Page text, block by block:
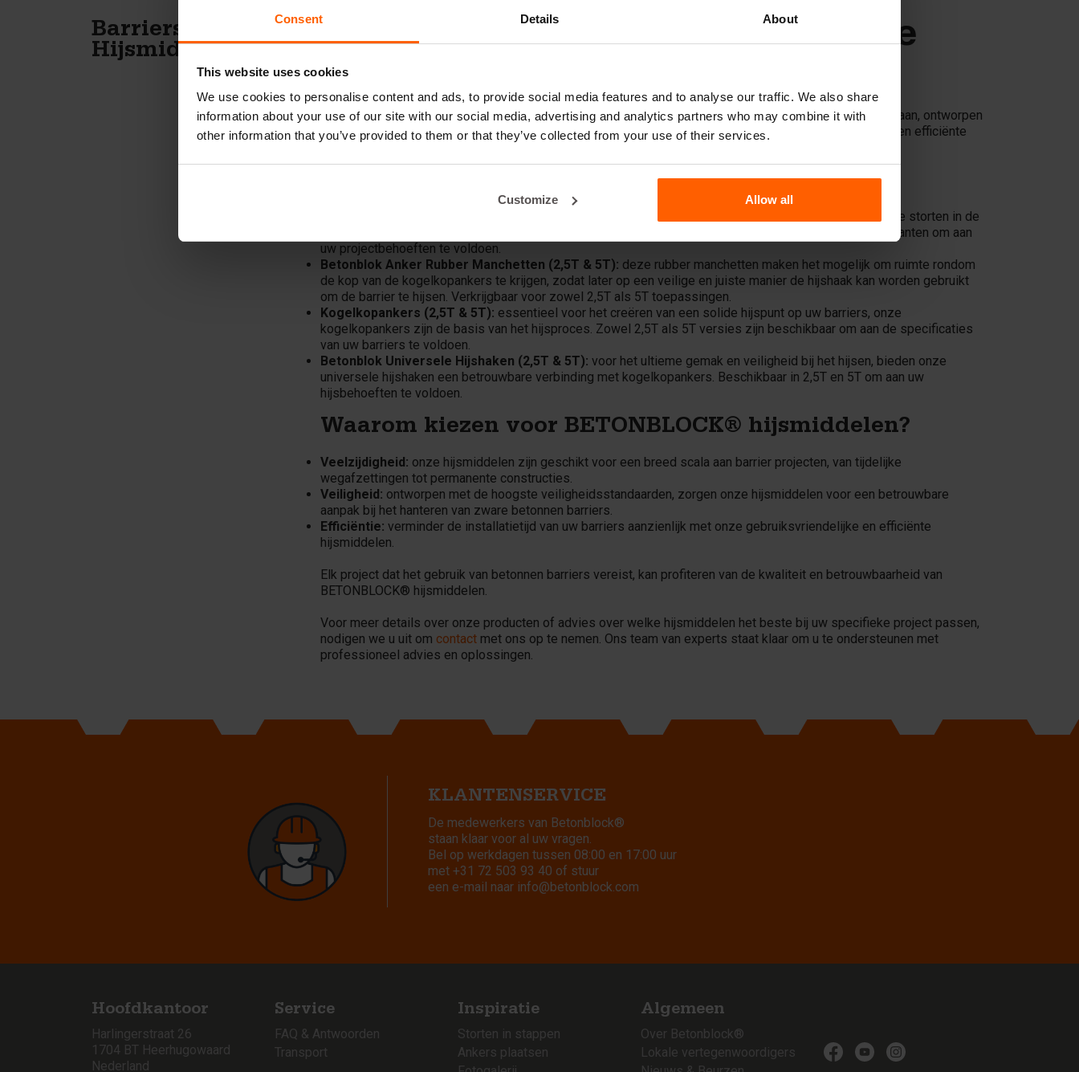
Consent Details About
This website uses cookies
We use cookies to personalise content and ads, to provide social media features and to analyse our traffic. We also share
information about your use of our site with our social media, advertising and analytics partners who may combine it with
other information that you’ve provided to them or that they’ve collected from your use of their services.
Customize Allow all
Barriers
Hijsmiddelen
Essentiële hijsmiddelen voor de
barriers van BETONBLOCK®
Voor de installatie en verplaatsing van betonnen barriers biedt BETONBLOCK® een reeks hijsmiddelen aan, ontworpen
om uw werkzaamheden te vereenvoudigen en te versnellen. Onze hijsmiddelen garanderen een veilige en efficiënte
aanpak bij het hanteren van barriers, ongeacht het gewicht of de grootte.
Onze magneten maken het mogelijk om kogelkopankers in te storten in de
barriers, waardoor hijsen van de barriers aan deze ankers mogelijk wordt. Beschikbaar in 2,5T en 5T varianten om aan
uw projectbehoeften te voldoen.
Betonblok Anker Rubber Manchetten (2,5T & 5T): deze rubber manchetten maken het mogelijk om ruimte rondom
de kop van de kogelkopankers te krijgen, zodat later op een veilige en juiste manier de hijshaak kan worden gebruikt
om de barrier te hijsen. Verkrijgbaar voor zowel 2,5T als 5T toepassingen.
Kogelkopankers (2,5T & 5T): essentieel voor het creëren van een solide hijspunt op uw barriers, onze
kogelkopankers zijn de basis van het hijsproces. Zowel 2,5T als 5T versies zijn beschikbaar om aan de specificaties
van uw barriers te voldoen.
Betonblok Universele Hijshaken (2,5T & 5T): voor het ultieme gemak en veiligheid bij het hijsen, bieden onze
universele hijshaken een betrouwbare verbinding met kogelkopankers. Beschikbaar in 2,5T en 5T om aan uw
hijsbehoeften te voldoen.
Waarom kiezen voor BETONBLOCK® hijsmiddelen?
Veelzijdigheid: onze hijsmiddelen zijn geschikt voor een breed scala aan barrier projecten, van tijdelijke
wegafzettingen tot permanente constructies.
Veiligheid: ontworpen met de hoogste veiligheidsstandaarden, zorgen onze hijsmiddelen voor een betrouwbare
aanpak bij het hanteren van zware betonnen barriers.
Efficiëntie: verminder de installatietijd van uw barriers aanzienlijk met onze gebruiksvriendelijke en efficiënte
hijsmiddelen.
Elk project dat het gebruik van betonnen barriers vereist, kan profiteren van de kwaliteit en betrouwbaarheid van
BETONBLOCK® hijsmiddelen.
Voor meer details over onze producten of advies over welke hijsmiddelen het beste bij uw specifieke project passen,
nodigen we u uit om contact met ons op te nemen. Ons team van experts staat klaar om u te ondersteunen met
professioneel advies en oplossingen.
KLANTENSERVICE
De medewerkers van Betonblock®
staan klaar voor al uw vragen.
Bel op werkdagen tussen 08:00 en 17:00 uur
met +31 72 503 93 40 of stuur
een e-mail naar info@betonblock.com
Hoofdkantoor
Harlingerstraat 26
1704 BT Heerhugowaard
Nederland
Service
FAQ & Antwoorden
Transport
Inspiratie
Storten in stappen
Ankers plaatsen
Algemeen
Over Betonblock®
Lokale vertegenwoordigers